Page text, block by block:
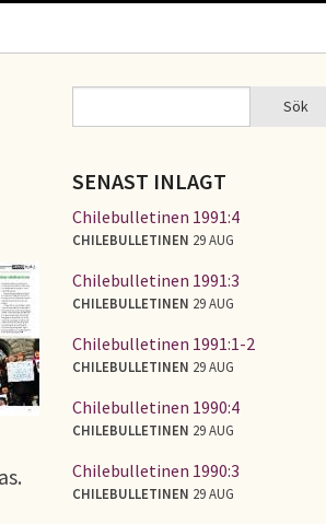
SÖKFORMULÄR Sök
SENAST INLAGT
Chilebulletinen 1991:4
CHILEBULLETINEN 29 AUG
Chilebulletinen 1991:3
CHILEBULLETINEN 29 AUG
Chilebulletinen 1991:1-2
CHILEBULLETINEN 29 AUG
Chilebulletinen 1990:4
CHILEBULLETINEN 29 AUG
Chilebulletinen 1990:3
CHILEBULLETINEN 29 AUG